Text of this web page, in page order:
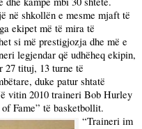
në shkollën e mesme mjaft të
ekipet më të mira të
si më prestigjozja dhe më e
legjendar që udhëheq ekipin,
27 tituj, 13 turne të
duke patur shtatë
vitin 2010 traineri Bob Hurley
Fame” të basketbollit.
“Traineri im